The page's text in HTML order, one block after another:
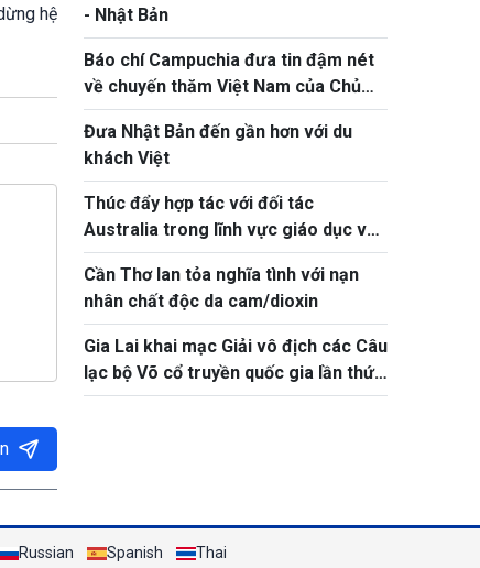
hệ
- Nhật Bản
Báo chí Campuchia đưa tin đậm nét
về chuyến thăm Việt Nam của Chủ
tịch Quốc hội Khuon Sudary
Đưa Nhật Bản đến gần hơn với du
khách Việt
Thúc đẩy hợp tác với đối tác
Australia trong lĩnh vực giáo dục và
ứng phó biến đổi khí hậu
Cần Thơ lan tỏa nghĩa tình với nạn
nhân chất độc da cam/dioxin
Gia Lai khai mạc Giải vô địch các Câu
lạc bộ Võ cổ truyền quốc gia lần thứ
XV năm 2026
Russian Spanish Thai